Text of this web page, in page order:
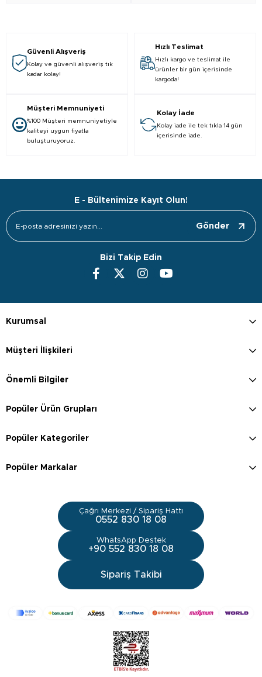
Güvenli Alışveriş
Kolay ve güvenli alışveriş tık
kadar kolay!
Hızlı Teslimat
Hızlı kargo ve teslimat ile
ürünler bir gün içerisinde
kargoda!
Müşteri Memnuniyeti
%100 Müşteri memnuniyetiyle
kaliteyi uygun fiyatla
buluşturuyoruz.
Kolay İade
Kolay iade ile tek tıkla 14 gün
içerisinde iade.
E - Bültenimize Kayıt Olun!
Gönder
Bizi Takip Edin
Kurumsal
Müşteri İlişkileri
Önemli Bilgiler
Popüler Ürün Grupları
Popüler Kategoriler
Popüler Markalar
Çağrı Merkezi / Sipariş Hattı
0552 830 18 08
WhatsApp Destek
+90 552 830 18 08
Sipariş Takibi